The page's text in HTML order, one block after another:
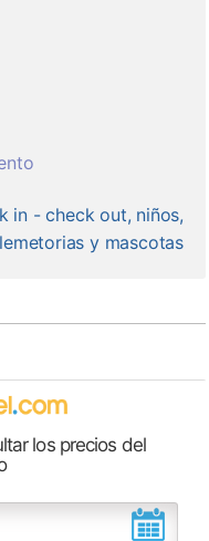
in - check out, niños,
y mascotas
los precios del